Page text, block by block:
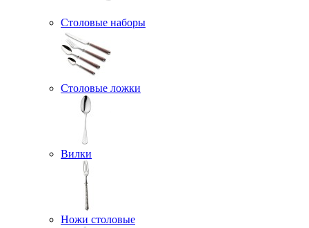
Столовые наборы
Столовые ложки
Вилки
Ножи столовые